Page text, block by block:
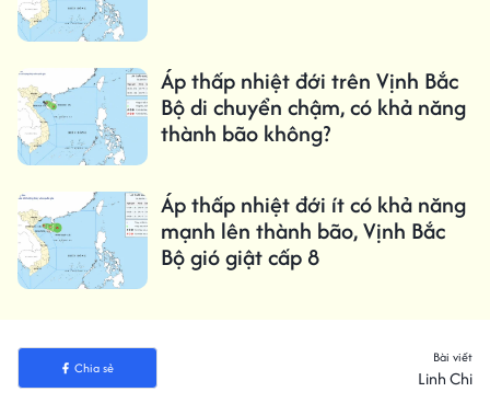
Áp thấp nhiệt đới trên Vịnh Bắc
Bộ di chuyển chậm, có khả năng
thành bão không?
Áp thấp nhiệt đới ít có khả năng
mạnh lên thành bão, Vịnh Bắc
Bộ gió giật cấp 8
Chia sẻ
Bài viết
Linh Chi